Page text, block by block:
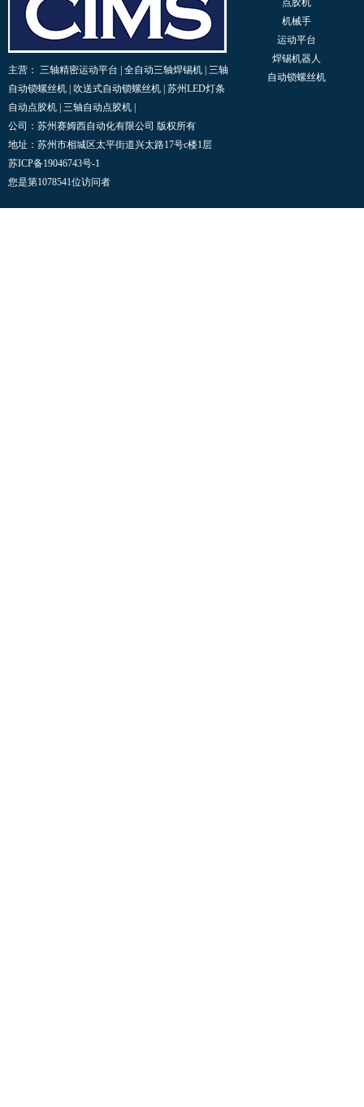
主营： 三轴精密运动平台 全自动三轴焊锡机 三轴
自动锁螺丝机
吹送式自动锁螺丝机 苏州LED灯条
自动点胶机 三轴自动点胶机
公司：苏州赛姆西自动化有限公司 版权所有
地址：苏州市相城区太平街道兴太路17号c楼1层
苏ICP备19046743号-1
您是第1078541位访问者
点胶机
机械手
运动平台
焊锡机器人
自动锁螺丝机